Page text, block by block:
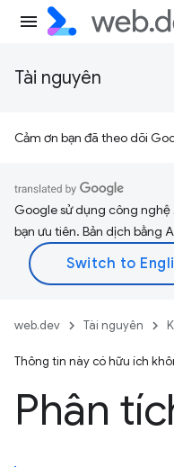
Tài nguyên
Cảm ơn bạn đã theo dõi
Google sử dụng công
bạn ưu tiên. Bản dịch bằng
web.dev Tài nguyên
Thông tin này có hữu ích
Phân